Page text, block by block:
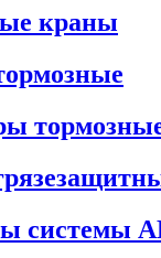
краны
системы